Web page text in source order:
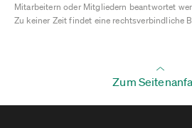
Mitarbeitern oder Mitgliedern beantwortet
Zu keiner Zeit findet eine rechtsverbindliche
Zum